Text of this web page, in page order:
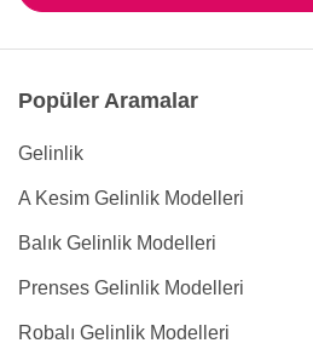
Popüler Aramalar
Gelinlik
A Kesim Gelinlik Modelleri
Balık Gelinlik Modelleri
Prenses Gelinlik Modelleri
Robalı Gelinlik Modelleri